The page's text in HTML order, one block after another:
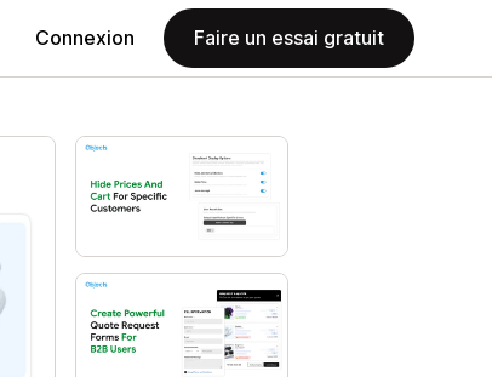
Connexion Faire un essai gratuit